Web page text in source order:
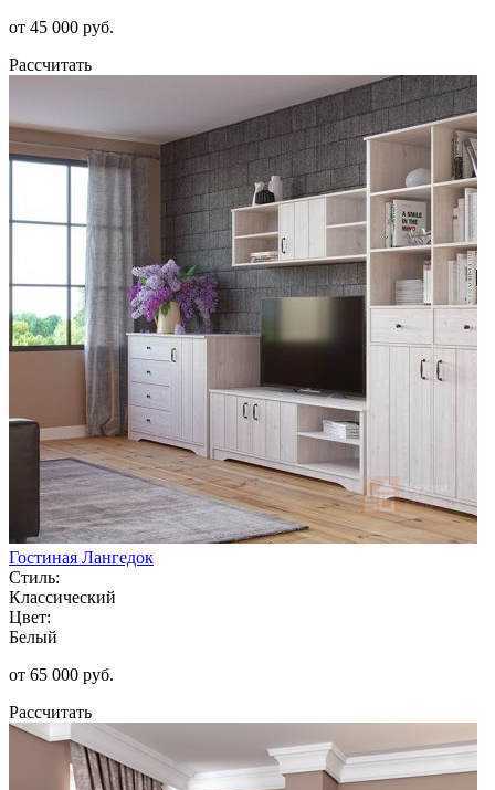
от 45 000 руб.
Рассчитать
Гостиная Лангедок
Стиль:
Классический
Цвет:
Белый
от 65 000 руб.
Рассчитать